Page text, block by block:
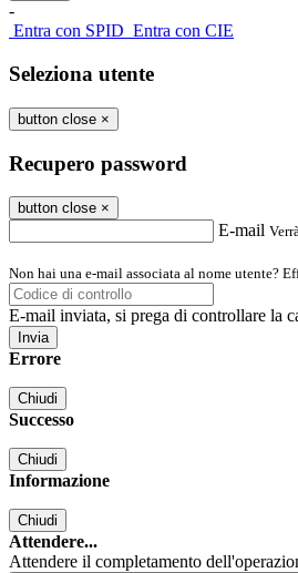
-
Entra con SPID Entra con CIE
Seleziona utente
button close ×
Recupero password
button close ×
E-mail
Non hai una e-mail associata al nome utente?
E-mail inviata, si prega di controllare la
Errore
Chiudi
Successo
Chiudi
Informazione
Chiudi
Attendere...
Attendere il completamento